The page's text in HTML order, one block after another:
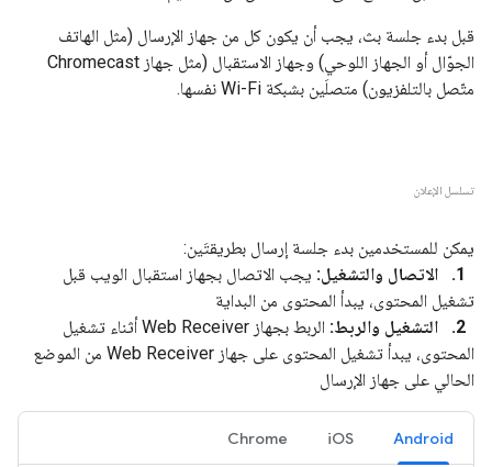
قبل بدء جلسة بث، يجب أن يكون كل من جهاز الإرسال (مثل الهاتف
الجوّال أو الجهاز اللوحي) وجهاز الاستقبال (مثل جهاز Chromecast
متّصل بالتلفزيون) متصلَين بشبكة Wi-Fi نفسها.
تسلسل الإعلان
يمكن للمستخدمين بدء جلسة إرسال بطريقتَين:
يجب الاتصال بجهاز استقبال الويب قبل
تشغيل المحتوى، يبدأ المحتوى من البداية
الربط بجهاز Web Receiver أثناء تشغيل
المحتوى، يبدأ تشغيل المحتوى على جهاز Web Receiver من الموضع
الحالي على جهاز الإرسال
Android
iOS
Chrome